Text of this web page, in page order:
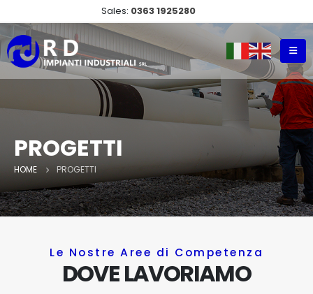
Sales: 0363 1925280
PROGETTI
HOME PROGETTI
Le Nostre Aree di Competenza
DOVE LAVORIAMO